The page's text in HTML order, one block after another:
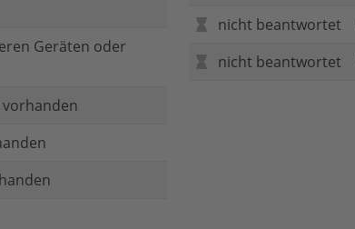
Geräten oder
nicht beantwortet
nicht beantwortet